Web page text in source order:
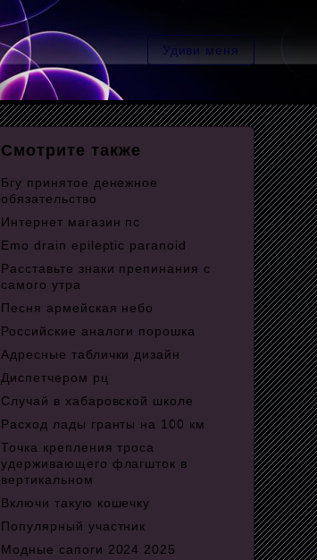
Удиви меня
Смотрите также
Бгу принятое денежное
обязательство
Интернет магазин пс
Emo drain epileptic paranoid
Расставьте знаки препинания с
самого утра
Песня армейская небо
Российские аналоги порошка
Адресные таблички дизайн
Диспетчером рц
Случай в хабаровской школе
Расход лады гранты на 100 км
Точка крепления троса
удерживающего флагшток в
вертикальном
Включи такую кошечку
Популярный участник
Модные сапоги 2024 2025